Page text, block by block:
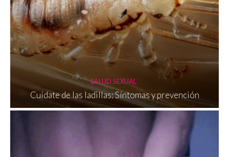
SALUD SEXUAL
Cuídate de las ladillas: Síntomas y prevención